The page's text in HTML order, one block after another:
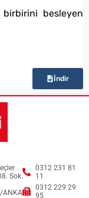
besleyen
İndir
Sok.
0312 231 81
11
0312 229 29
95